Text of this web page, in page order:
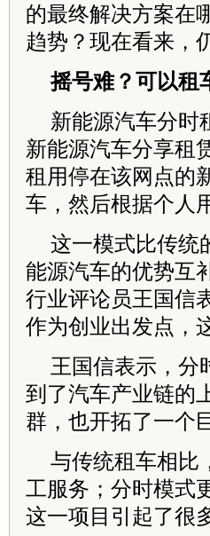
的最终解决方案在
趋势？现在看来，
摇号难？可以租
新能源汽车分时
新能源汽车分享租
租用停在该网点的
车，然后根据个人
这一模式比传统
能源汽车的优势互
行业评论员王国信
作为创业出发点，
王国信表示，分
到了汽车产业链的
群，也开拓了一个
与传统租车相比
工服务；分时模式
这一项目引起了很